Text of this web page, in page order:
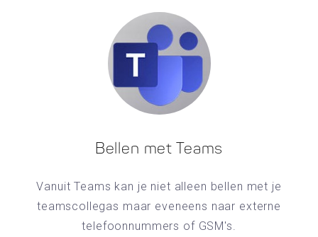
Bellen met Teams
Vanuit Teams kan je niet alleen bellen met je
teamscollegas maar eveneens naar externe
telefoonnummers of GSM's.